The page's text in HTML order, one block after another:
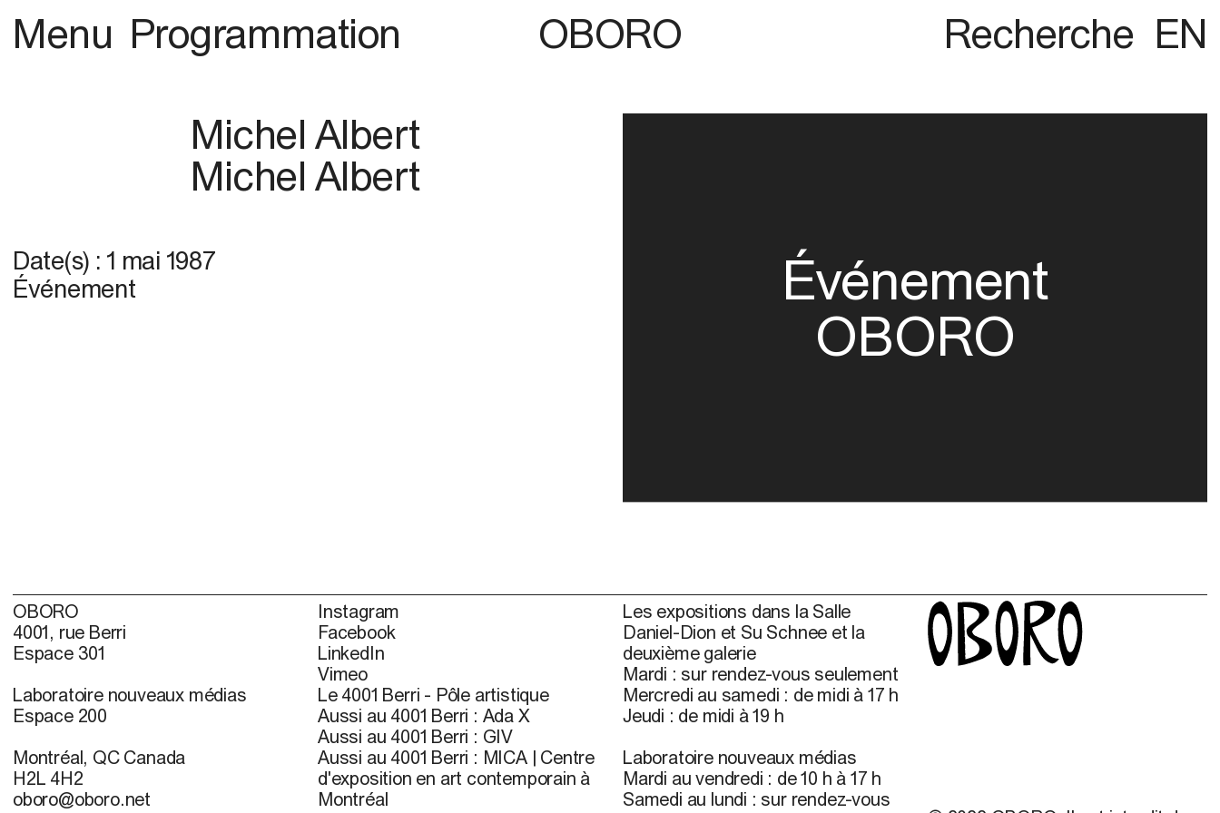
Menu Programmation OBORO Recherche EN
Michel Albert
Michel Albert
Date(s) : 1 mai 1987
Événement
Événement
OBORO
OBORO
4001, rue Berri
Espace 301
Laboratoire nouveaux médias
Espace 200
Montréal, QC Canada
H2L 4H2
oboro@oboro.net
Instagram
Facebook
LinkedIn
Vimeo
Le 4001 Berri - Pôle artistique
Aussi au 4001 Berri : Ada X
Aussi au 4001 Berri : GIV
Aussi au 4001 Berri : MICA | Centre
d'exposition en art contemporain à
Montréal
Les expositions dans la Salle
Daniel-Dion et Su Schnee et la
deuxième galerie
Mardi : sur rendez-vous seulement
Mercredi au samedi : de midi à 17 h
Jeudi : de midi à 19 h
Laboratoire nouveaux médias
Mardi au vendredi : de 10 h à 17 h
Samedi au lundi : sur rendez-vous